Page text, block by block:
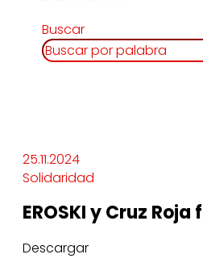
Buscar
25.11.2024
Solidaridad
EROSKI y Cruz
Descargar